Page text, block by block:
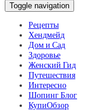
Toggle navigation
Рецепты
Хендмейд
Дом и Сад
Здоровье
Женский Гид
Путешествия
Интересно
Шопинг Блог
КупиОбзор